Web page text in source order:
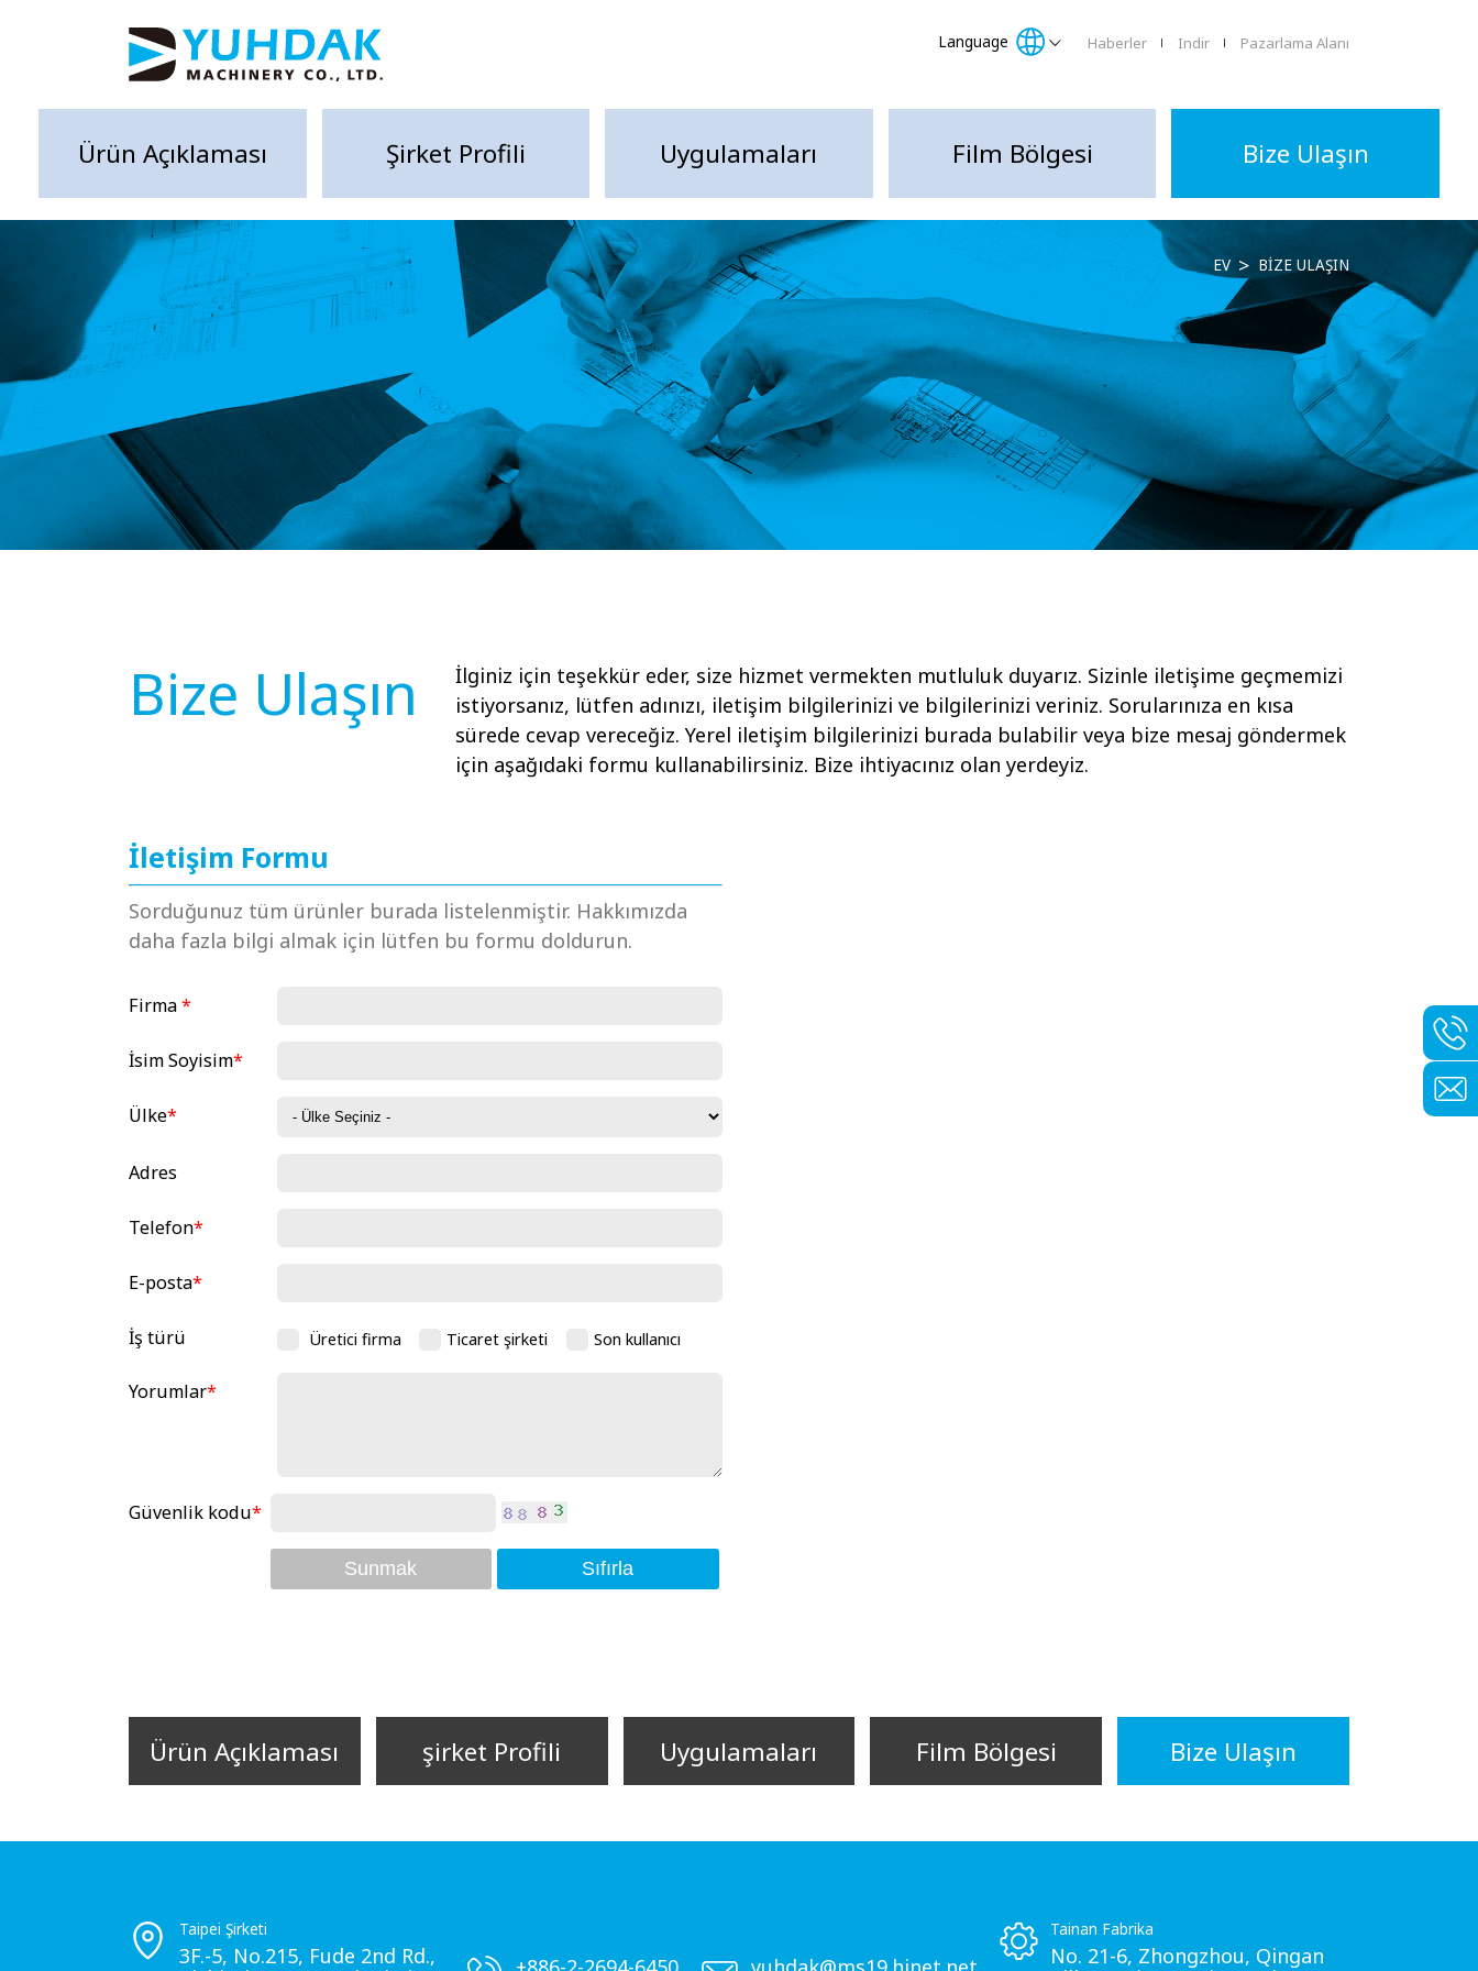
Language Haberler Indir Pazarlama Alanı
Ürün Açıklaması Şirket Profili Uygulamaları Film Bölgesi Bize Ulaşın
EV BIZE ULAŞIN
Bize Ulaşın
İlginiz için teşekkür eder, size hizmet vermekten mutluluk duyarız. Sizinle iletişime geçmemizi
istiyorsanız, lütfen adınızı, iletişim bilgilerinizi ve bilgilerinizi veriniz. Sorularınıza en kısa
sürede cevap vereceğiz. Yerel iletişim bilgilerinizi burada bulabilir veya bize mesaj göndermek
için aşağıdaki formu kullanabilirsiniz. Bize ihtiyacınız olan yerdeyiz.
İletişim Formu
Sorduğunuz tüm ürünler burada listelenmiştir. Hakkımızda
daha fazla bilgi almak için lütfen bu formu doldurun.
Firma*
İsim Soyisim*
Ülke*
Adres
Telefon*
E-posta*
İş türü Üretici firma Ticaret şirketi Son kullanıcı
Yorumlar*
Güvenlik kodu*
Sunmak Sıfırla
Ürün Açıklaması şirket Profili Uygulamaları Film Bölgesi Bize Ulaşın
Taipei Şirketi
3F.-5, No.215, Fude 2nd Rd.,
Tainan Fabrika
No. 21-6, Zhongzhou, Qingan